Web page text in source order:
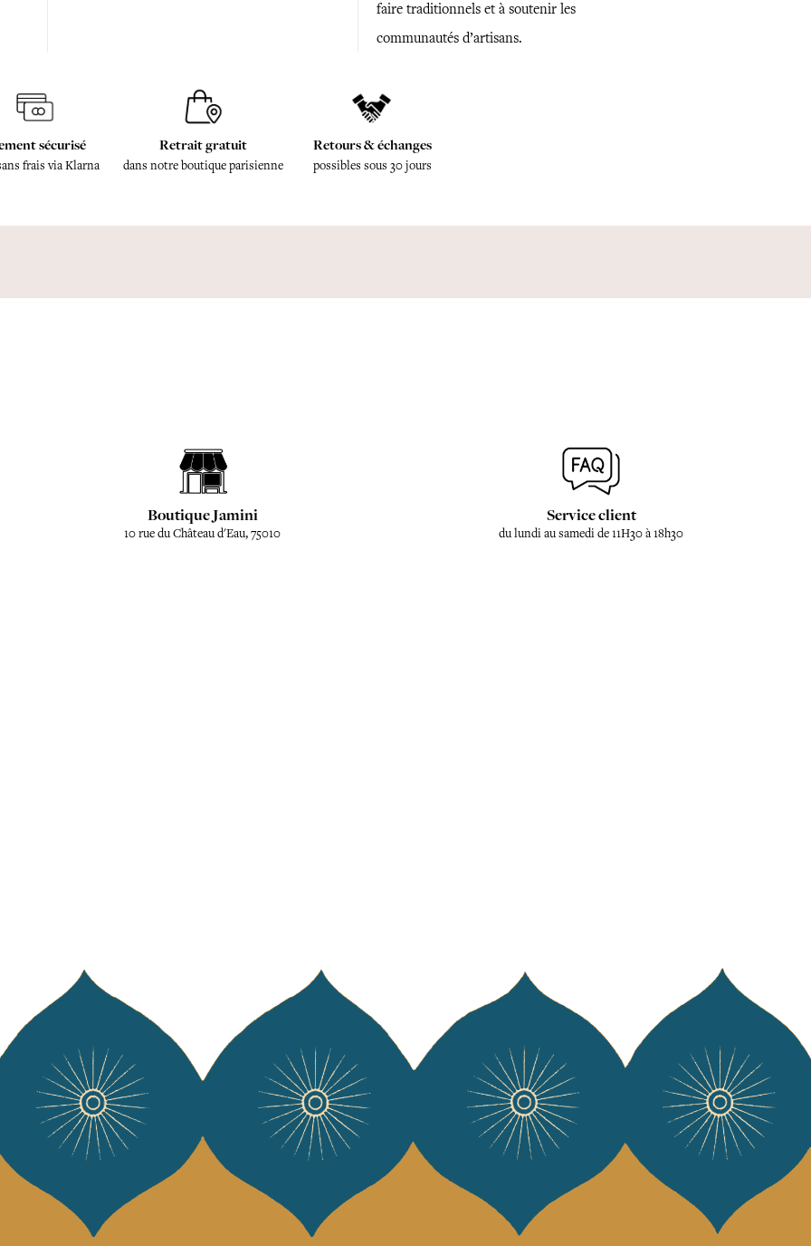
faire traditionnels et à soutenir les
communautés d’artisans.
sécurisé
frais via Klarna
Retrait gratuit
dans notre boutique parisienne
Retours & échanges
possibles sous 30 jours
Boutique Jamini
10 rue du Château d'Eau, 75010
Service client
du lundi au samedi de 11H30 à 18h30